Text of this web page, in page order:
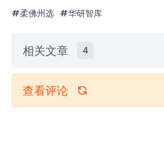
#柔佛州选 #华研智库
相关文章 4
查看评论